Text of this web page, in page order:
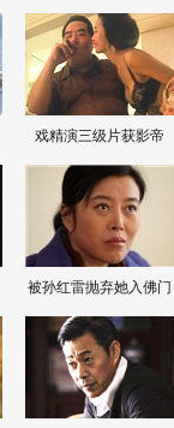
戏精演三级片获影帝
被孙红雷抛弃她入佛门